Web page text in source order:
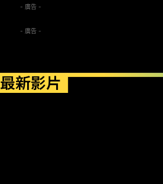
- 廣告 -
- 廣告 -
最新影片